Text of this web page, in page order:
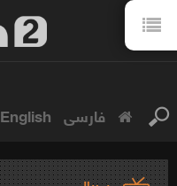
فارسی English